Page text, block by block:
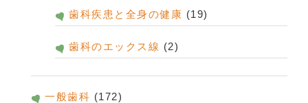
歯科疾患と全身の健康 (19)
歯科のエックス線 (2)
一般歯科 (172)